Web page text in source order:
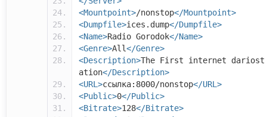
<Mountpoint>/nonstop</Mountpoint>
<Dumpfile>ices.dump</Dumpfile>
<Name>Radio Gorodok</Name>
<Genre>All</Genre>
<Description>The First internet dariost
ation</Description>
<URL>ссылка:8000/nonstop</URL>
<Public>0</Public>
<Bitrate>128</Bitrate>